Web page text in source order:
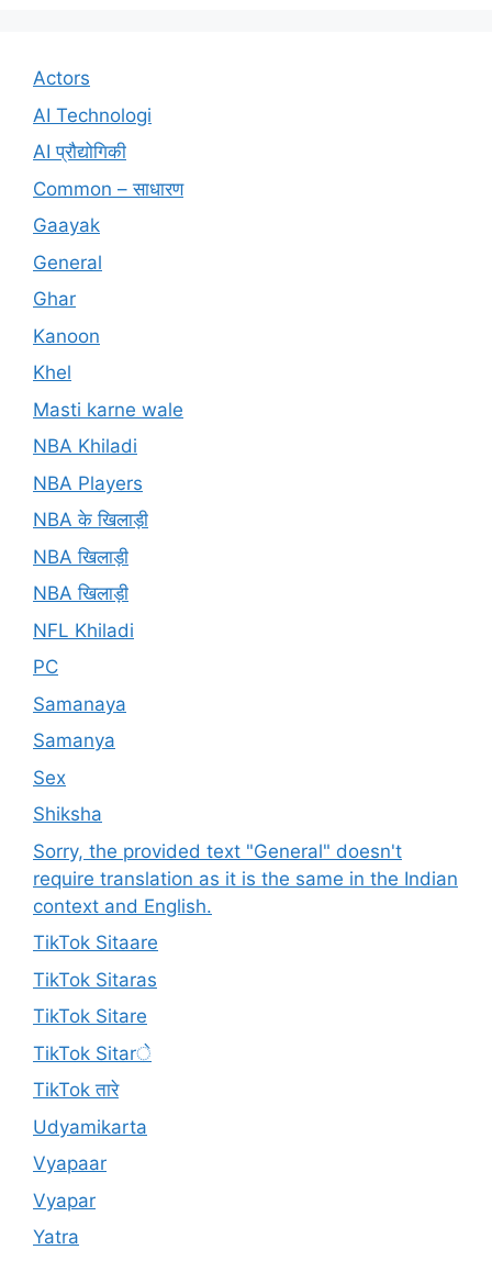
Actors
AI Technologi
AI प्रौद्योगिकी
Common – साधारण
Gaayak
General
Ghar
Kanoon
Khel
Masti karne wale
NBA Khiladi
NBA Players
NBA के खिलाड़ी
NBA खिलाड़ी
NBA खिलाड़ी
NFL Khiladi
PC
Samanaya
Samanya
Sex
Shiksha
Sorry, the provided text "General" doesn't
require translation as it is the same in the Indian
context and English.
TikTok Sitaare
TikTok Sitaras
TikTok Sitare
TikTok Sitarे
TikTok तारे
Udyamikarta
Vyapaar
Vyapar
Yatra